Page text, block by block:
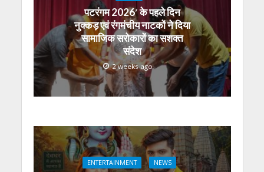
पटरंगम 2026′ के पहले दिन
नुक्कड़ एवं रंगमंचीय नाटकों ने दिया
सामाजिक सरोकारों का सशक्त
संदेश
2 weeks ago
ENTERTAINMENT NEWS